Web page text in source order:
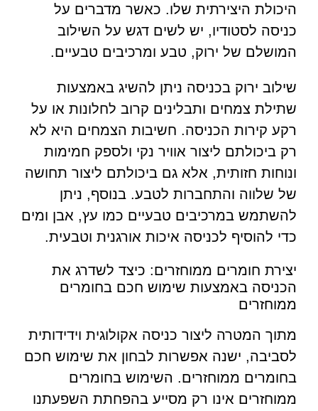
היכולת היצירתית שלו. כאשר מדברים על
כניסה לסטודיו, יש לשים דגש על השילוב
המושלם של ירוק, טבע ומרכיבים טבעיים.
שילוב ירוק בכניסה ניתן להשיג באמצעות
שתילת צמחים ותבלינים קרוב לחלונות או על
רקע קירות הכניסה. חשיבות הצמחים היא לא
רק ביכולתם ליצור אוויר נקי ולספק חמימות
ונוחות חזותית, אלא גם ביכולתם ליצור תחושה
של שלווה והתחברות לטבע. בנוסף, ניתן
להשתמש במרכיבים טבעיים כמו עץ, אבן ומים
כדי להוסיף לכניסה איכות אורגנית וטבעית.
יצירת חומרים ממוחזרים: כיצד לשדרג את
הכניסה באמצעות שימוש חכם בחומרים
ממוחזרים
מתוך המטרה ליצור כניסה אקולוגית וידידותית
לסביבה, ישנה אפשרות לבחון את שימוש חכם
בחומרים ממוחזרים. השימוש בחומרים
ממוחזרים אינו רק מסייע בהפחתת השפעתנו